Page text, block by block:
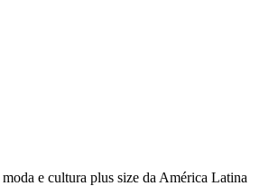
e cultura plus size da América Latina